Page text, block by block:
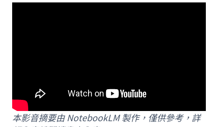
本影音摘要由 NotebookLM 製作，僅供參考，詳